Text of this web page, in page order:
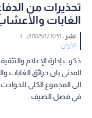
تحذيرات من
الغابات
نشر : 10:51 2018/5/12
|
الأردن
ذكرت إدارة الإعلام
المدني بان حرائق الغابات
الى المجموع الكلي
في فصل الصيف .